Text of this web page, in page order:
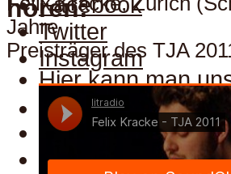
hören:
Hier kann man
hören:
Spotify
Apple
Twitter
Instagram
Hier kann man
Jahre
Preisträger des TJA